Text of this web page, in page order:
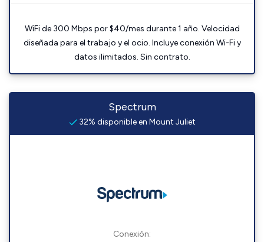
WiFi de 300 Mbps por $40/mes durante 1 año. Velocidad
diseñada para el trabajo y el ocio. Incluye conexión Wi-Fi y
datos ilimitados. Sin contrato.
Spectrum
32% disponible en Mount Juliet
Conexión: